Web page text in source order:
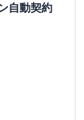
自動契約